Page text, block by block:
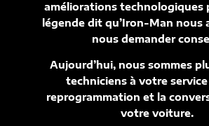
améliorations technologiques
légende dit qu’Iron-Man nous
nous demander
Aujourd’hui, nous sommes
techniciens à votre
reprogrammation et la
votre voiture.